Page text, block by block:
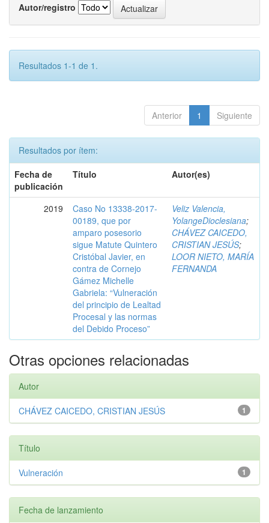
Autor/registro
Resultados 1-1 de 1.
Anterior 1 Siguiente
Resultados por ítem:
Fecha de
publicación
Título Autor(es)
2019
Caso No 13338-2017-
00189, que por
amparo posesorio
sigue Matute Quintero
Cristóbal Javier, en
contra de Cornejo
Gámez Michelle
Gabriela: “Vulneración
del principio de Lealtad
Procesal y las normas
del Debido Proceso”
Veliz Valencia,
YolangeDioclesiana;
CHÁVEZ CAICEDO,
CRISTIAN JESÚS;
LOOR NIETO, MARÍA
FERNANDA
Otras opciones relacionadas
Autor
1
CHÁVEZ CAICEDO, CRISTIAN JESÚS
Título
1
Vulneración
Fecha de lanzamiento